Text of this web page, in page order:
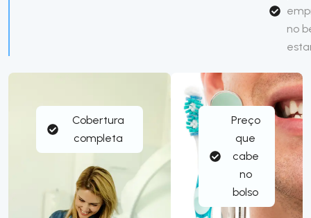
Cobertura
completa
Preço
que
cabe
no
bolso
no